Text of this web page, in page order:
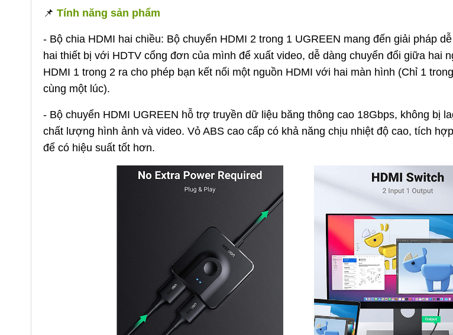
📌 Tính năng sản phẩm
- Bộ chia HDMI hai chiều: Bộ chuyển HDMI 2 trong 1 UGREEN mang đến giải pháp
hai thiết bị với HDTV cổng đơn của mình để xuất video, dễ dàng chuyển đổi giữa hai
HDMI 1 trong 2 ra cho phép bạn kết nối một nguồn HDMI với hai màn hình (Chỉ 1
cùng một lúc).
- Bộ chuyển HDMI UGREEN hỗ trợ truyền dữ liệu băng thông cao 18Gbps, không bị
chất lượng hình ảnh và video. Vỏ ABS cao cấp có khả năng chịu nhiệt độ cao, tích
để có hiệu suất tốt hơn.